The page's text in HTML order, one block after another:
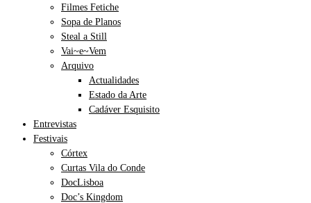
Filmes Fetiche
Sopa de Planos
Steal a Still
Vai~e~Vem
Arquivo
Actualidades
Estado da Arte
Cadáver Esquisito
Entrevistas
Festivais
Córtex
Curtas Vila do Conde
DocLisboa
Doc’s Kingdom